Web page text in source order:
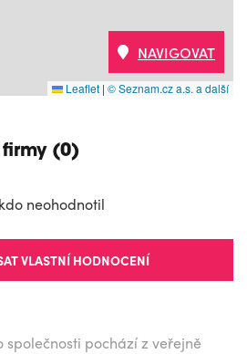
Leaflet | © Seznam.cz a.s. a další
NAVIGOVAT
(0)
neohodnotil
VLASTNÍ HODNOCENÍ
společnosti pochází z veřejně